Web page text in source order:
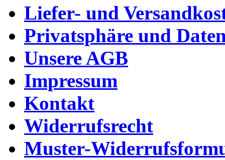
Liefer- und
Privatsphäre und
Unsere AGB
Impressum
Kontakt
Widerrufsrecht
Muster-